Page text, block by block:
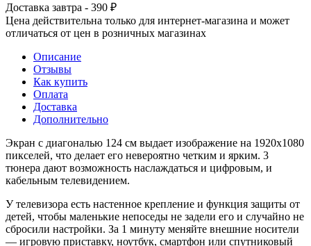
Доставка завтра - 390 ₽
Цена действительна только для интернет-магазина и может
отличаться от цен в розничных магазинах
Описание
Отзывы
Как купить
Оплата
Доставка
Дополнительно
Экран с диагональю 124 см выдает изображение на 1920х1080
пикселей, что делает его невероятно четким и ярким. 3
тюнера дают возможность наслаждаться и цифровым, и
кабельным телевидением.
У телевизора есть настенное крепление и функция защиты от
детей, чтобы маленькие непоседы не задели его и случайно не
сбросили настройки. За 1 минуту меняйте внешние носители
— игровую приставку, ноутбук, смартфон или спутниковый